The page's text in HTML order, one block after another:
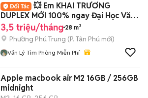
💥 Em KHAI TRƯƠNG
DUPLEX MỚI 100% ngay Đại Học Văn
Hiến
3,5 triệu/tháng 28 m²
Phường Phú Trung (P. Tân Phú mới)
Văn Lý Tìm Phòng Miễn Phí
Apple macbook air M2 16GB / 256GB
midnight